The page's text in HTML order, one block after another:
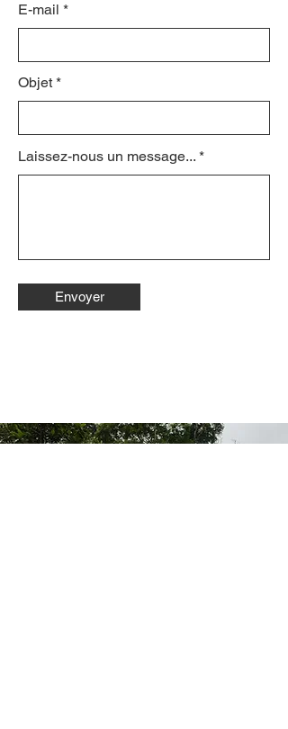
E-mail
Objet
Laissez-nous un message...
Envoyer